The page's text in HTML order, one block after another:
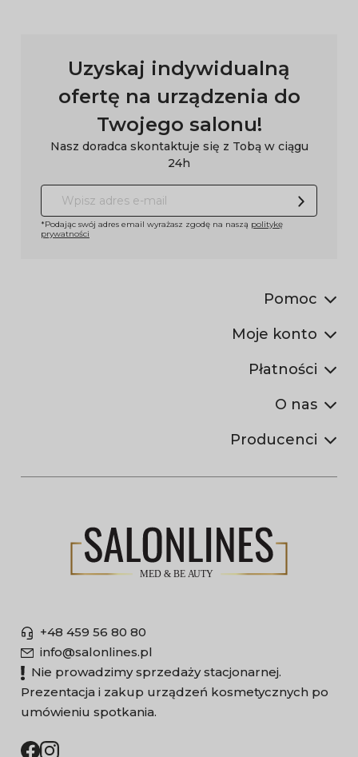
Uzyskaj indywidualną
ofertę na urządzenia do
Twojego salonu!
Nasz doradca skontaktuje się z Tobą w ciągu
24h
*Podając swój adres email wyrażasz zgodę na naszą politykę
prywatności
Pomoc
Moje konto
Płatności
O nas
Producenci
+48 459 56 80 80
info@salonlines.pl
Nie prowadzimy sprzedaży stacjonarnej.
Prezentacja i zakup urządzeń kosmetycznych po
umówieniu spotkania.